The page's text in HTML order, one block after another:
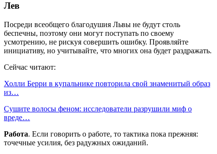
Лев
Посреди всеобщего благодушия Львы не будут столь
беспечны, поэтому они могут поступать по своему
усмотрению, не рискуя совершить ошибку. Проявляйте
инициативу, но учитывайте, что многих она будет раздражать.
Сейчас читают:
Холли Берри в купальнике повторила свой знаменитый образ
из…
Сушите волосы феном: исследователи разрушили миф о
вреде…
Работа. Если говорить о работе, то тактика пока прежняя:
точечные усилия, без радужных ожиданий.